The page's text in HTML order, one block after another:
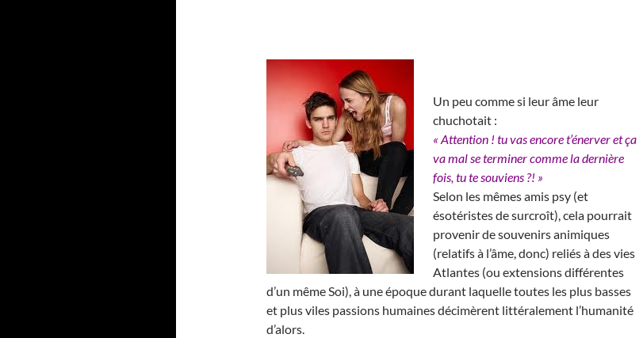
Un peu comme si leur âme leur
chuchotait :
« Attention ! tu vas encore t’énerver et ça
va mal se terminer comme la dernière
fois, tu te souviens ?! »
Selon les mêmes amis psy (et
ésotéristes de surcroît), cela pourrait
provenir de souvenirs animiques
(relatifs à l’âme, donc) reliés à des vies
Atlantes (ou extensions différentes
d’un même Soi), à une époque durant laquelle toutes les plus basses
et plus viles passions humaines décimèrent littéralement l’humanité
d’alors.